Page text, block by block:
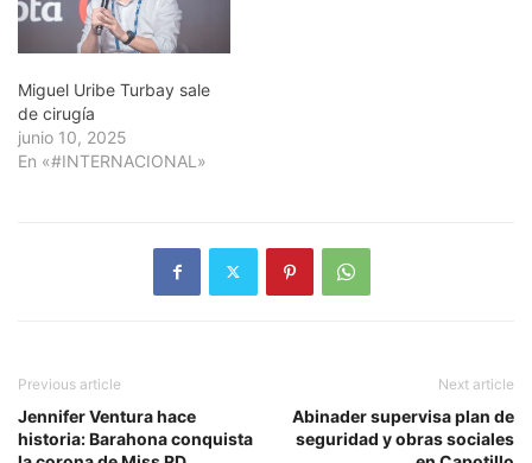
Miguel Uribe Turbay sale
de cirugía
junio 10, 2025
En «#INTERNACIONAL»
Previous article
Jennifer Ventura hace
historia: Barahona conquista
Next article
Abinader supervisa plan de
seguridad y obras sociales